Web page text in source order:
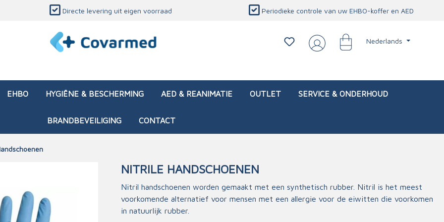
Directe levering uit eigen voorraad Periodieke controle van uw EHBO-koffer en AED
Nederlands
EHBO HYGIËNE & BESCHERMING AED & REANIMATIE OUTLET SERVICE & ONDERHOUD
BRANDBEVEILIGING CONTACT
Interventietassen (gevuld) Interventietassen (leeg)
onderhoud
materialen
Huid & wondzorg
Brandwonden - chemisch
Brandwonden - thermisch
Oogletsels
Oogspoelstations
Divers medisch materiaal
Persoonlijke beschermproducten
Brandwerend deken
Opleidingsmateriaal Service & onderhoud
NITRILE HANDSCHOENEN
Nitril handschoenen worden gemaakt met een synthetisch rubber. Nitril is het meest
voorkomende alternatief voor mensen met een allergie voor de eiwitten die voorkomen
in natuurlijk rubber.